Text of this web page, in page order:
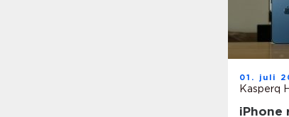
01. juli
Kasperq
iPhone